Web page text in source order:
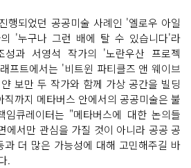
행되었던 공공미술 사례인 '엘로우 아일
'누구나 그런 배에 탈 수 있습니다'라
과 서영석 작가의 '노란우산 프로젝
프트에서는 '비트윈 파티클즈 앤 웨이브
보만 두 작가와 함께 가상 공간을 빌딩
까지 메타버스 안에서의 공공미술은 불
임큐레이터는 "메타버스에 대한 논의들
에서만 관심을 가질 것이 아니라 공공 공
과 더 많은 가능성에 대해 고민해주길 바
.